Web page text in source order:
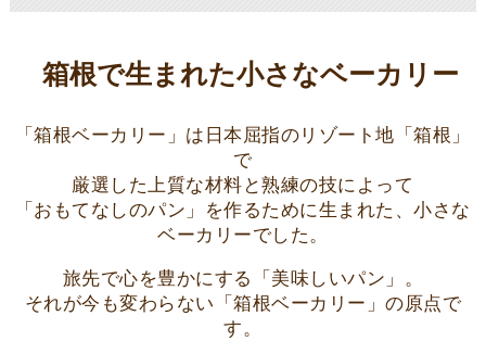
箱根で生まれた小さなベーカリー
「箱根ベーカリー」は日本屈指のリゾート地「箱根」
で
厳選した上質な材料と熟練の技によって
「おもてなしのパン」を作るために生まれた、小さな
ベーカリーでした。
旅先で心を豊かにする「美味しいパン」。
それが今も変わらない「箱根ベーカリー」の原点で
す。